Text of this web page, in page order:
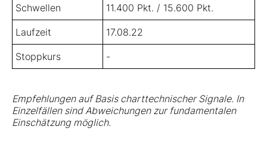
Schwellen 11.400 Pkt. / 15.600 Pkt.
Laufzeit 17.08.22
Stoppkurs -
Empfehlungen auf Basis charttechnischer Signale. In
Einzelfällen sind Abweichungen zur fundamentalen
Einschätzung möglich.